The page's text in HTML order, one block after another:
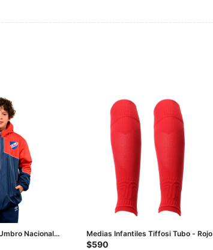
Nacional
- Azul
Medias Infantiles Tiffosi Tubo - Rojo
$590